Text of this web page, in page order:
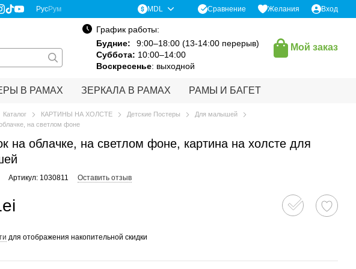
РусРум MDL Сравнение Желания Вход
График работы:
Будние:
9:00–18:00 (13-14:00 перерыв)
Суббота: 10:00–14:00
Воскресенье: выходной
Мой заказ
В РАМАХ ЗЕРКАЛА В РАМАХ РАМЫ И БАГЕТ
Каталог КАРТИНЫ НА ХОЛСТЕ Детские Постеры
Для малышей
на светлом фоне
на облачке, на светлом фоне, картина на холсте для
Артикул: 1030811 Оставить отзыв
для отображения накопительной скидки